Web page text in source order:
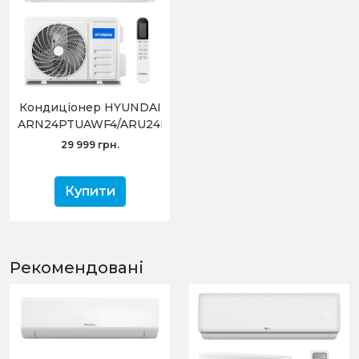
Кондиціонер HYUNDAI
ARN24PTUAWF4/ARU24PTUAWF4
(On/Off)
29 999 грн.
Купити
Рекомендовані